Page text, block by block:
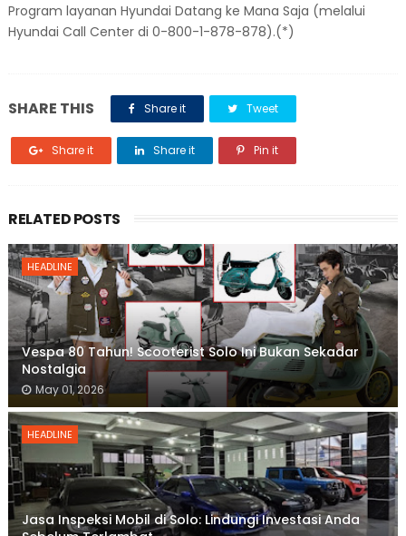
Program layanan Hyundai Datang ke Mana Saja (melalui
Hyundai Call Center di 0-800-1-878-878).(*)
SHARE THIS Share it Tweet
Share it Share it Pin it
RELATED POSTS
HEADLINE
Vespa 80 Tahun! Scooterist Solo Ini Bukan Sekadar
Nostalgia
May 01, 2026
HEADLINE
Jasa Inspeksi Mobil di Solo: Lindungi Investasi Anda